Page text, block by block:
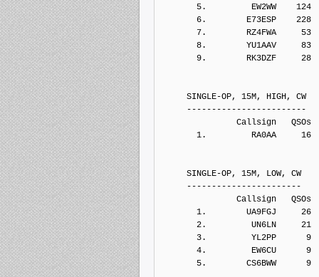
5.         EW2WW    124
6.        E73ESP    228
7.        RZ4FWA     53
8.        YU1AAV     83
9.        RK3DZF     28
SINGLE-OP, 15M, HIGH, CW
------------------------
Callsign   QSOs  Points
1.         RA0AA     16
SINGLE-OP, 15M, LOW, CW
-----------------------
Callsign   QSOs  Points
1.        UA9FGJ     26
2.         UN6LN     21
3.         YL2PP      9
4.         EW6CU      9
5.        CS6BWW      9